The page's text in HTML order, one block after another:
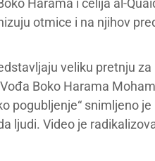
Harama i ćelija al-
otmice i na njihov
veliku pretnju
Boko Harama
pogubljenje“ snimljeno
ljudi. Video je